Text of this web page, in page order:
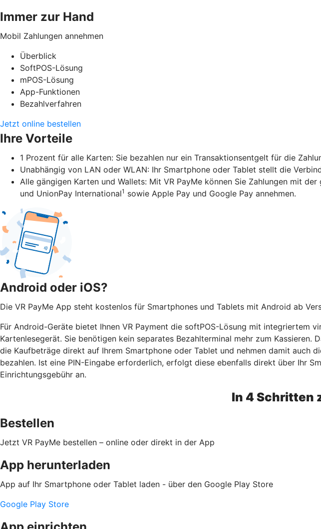
Immer zur Hand
Mobil Zahlungen annehmen
Überblick
SoftPOS-Lösung
mPOS-Lösung
App-Funktionen
Bezahlverfahren
Jetzt online bestellen
Ihre Vorteile
1 Prozent für alle Karten: Sie bezahlen nur ein Transaktionsentgelt für die
Unabhängig von LAN oder WLAN: Ihr Smartphone oder Tablet stellt die
Alle gängigen Karten und Wallets: Mit VR PayMe können Sie Zahlungen mit
und UnionPay International1 sowie Apple Pay und Google Pay annehmen.
Android oder iOS?
Die VR PayMe App steht kostenlos für Smartphones und Tablets mit Android ab
Für Android-Geräte bietet Ihnen VR Payment die softPOS-Lösung mit integriertem
Kartenlesegerät. Sie benötigen kein separates Bezahlterminal mehr zum
die Kaufbeträge direkt auf Ihrem Smartphone oder Tablet und nehmen damit auch
bezahlen. Ist eine PIN-Eingabe erforderlich, erfolgt diese ebenfalls direkt über Ihr
Einrichtungsgebühr an.
In 4 Schritten
Bestellen
Jetzt VR PayMe bestellen – online oder direkt in der App
App herunterladen
App auf Ihr Smartphone oder Tablet laden - über den Google Play Store
Google Play Store